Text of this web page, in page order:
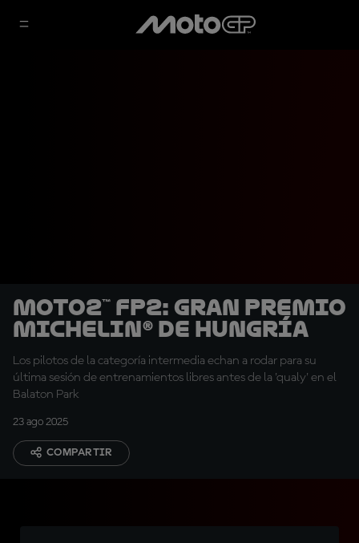
Moto2™ FP2: Gran Premio
Michelin® de Hungría
Los pilotos de la categoría intermedia echan a rodar para su
última sesión de entrenamientos libres antes de la 'qualy' en el
Balaton Park
23 ago 2025
COMPARTIR